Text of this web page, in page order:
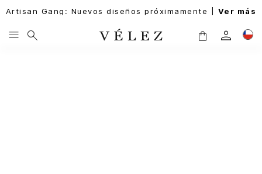
Artisan Gang: Nuevos diseños próximamente | Ver más